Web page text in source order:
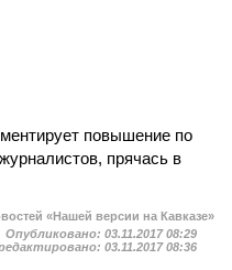
повышение по
прячась в
«Нашей версии на Кавказе»
Опубликовано: 03.11.2017 08:29
03.11.2017 08:36